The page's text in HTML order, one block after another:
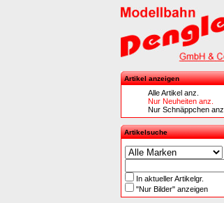
Artikel anzeigen
Alle Artikel anz.
Nur Neuheiten anz.
Nur Schnäppchen anz.
Artikelsuche
In aktueller Artikelgr.
"Nur Bilder" anzeigen